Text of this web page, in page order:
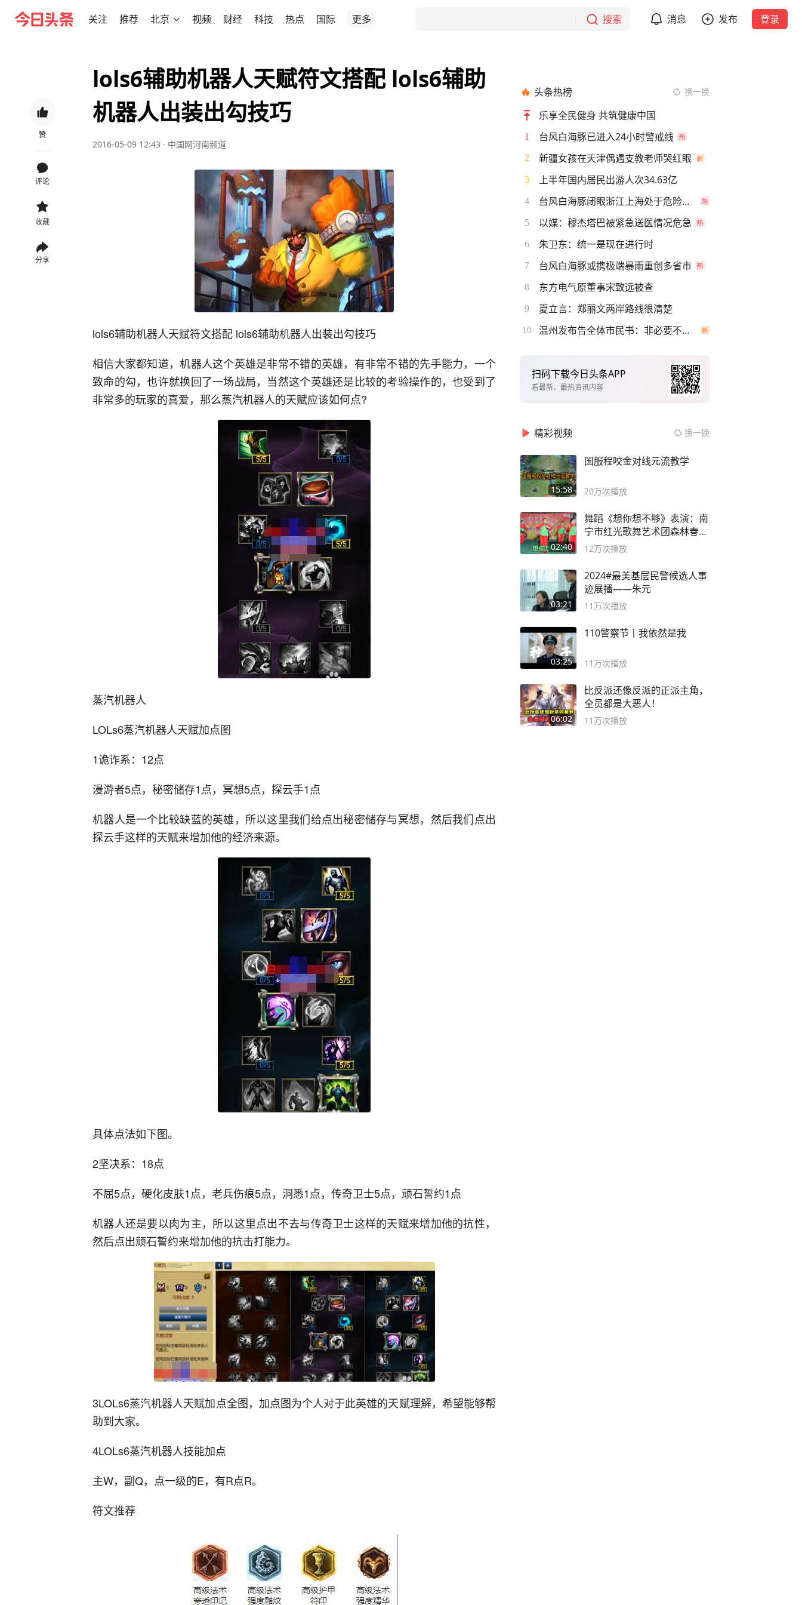
关注 推荐 北京 视频 财经 科技 热点 国际 更多 搜索 消息 发布 登录
赞
评论
收藏
分享
lols6辅助机器人天赋符文搭配 lols6辅助
机器人出装出勾技巧
2016-05-09 12:43 · 中国网河南频道
lols6辅助机器人天赋符文搭配 lols6辅助机器人出装出勾技巧
相信大家都知道，机器人这个英雄是非常不错的英雄，有非常不错的先手能力，一个
致命的勾，也许就换回了一场战局，当然这个英雄还是比较的考验操作的，也受到了
非常多的玩家的喜爱，那么蒸汽机器人的天赋应该如何点?
蒸汽机器人
LOLs6蒸汽机器人天赋加点图
1诡诈系：12点
漫游者5点，秘密储存1点，冥想5点，探云手1点
机器人是一个比较缺蓝的英雄，所以这里我们给点出秘密储存与冥想，然后我们点出
探云手这样的天赋来增加他的经济来源。
具体点法如下图。
2坚决系：18点
不屈5点，硬化皮肤1点，老兵伤痕5点，洞悉1点，传奇卫士5点，顽石誓约1点
机器人还是要以肉为主，所以这里点出不去与传奇卫士这样的天赋来增加他的抗性，
然后点出顽石誓约来增加他的抗击打能力。
3LOLs6蒸汽机器人天赋加点全图，加点图为个人对于此英雄的天赋理解，希望能够帮
助到大家。
4LOLs6蒸汽机器人技能加点
主W，副Q，点一级的E，有R点R。
符文推荐
头条热榜 换一换
乐享全民健身 共筑健康中国
1 台风白海豚已进入24小时警戒线
2 新疆女孩在天津偶遇支教老师哭红眼
3 上半年国内居民出游人次34.63亿
4 台风白海豚闭眼浙江上海处于危险半圆
5 以媒：穆杰塔巴被紧急送医情况危急
6 朱卫东：统一是现在进行时
7 台风白海豚或携极端暴雨重创多省市
8 东方电气原董事宋致远被查
9 夏立言：郑丽文两岸路线很清楚
10 温州发布告全体市民书：非必要不外出
扫码下载今日头条APP
看最新、最热资讯内容
精彩视频 换一换
15:58
国服程咬金对线元流教学
20万次播放
02:40
舞蹈《想你想不够》表演：南
宁市红光歌舞艺术团森林春红
舞蹈队。
12万次播放
03:21
2024#最美基层民警候选人事
迹展播——朱元
11万次播放
03:25
110警察节丨我依然是我
11万次播放
06:02
比反派还像反派的正派主角，
全员都是大恶人！
11万次播放